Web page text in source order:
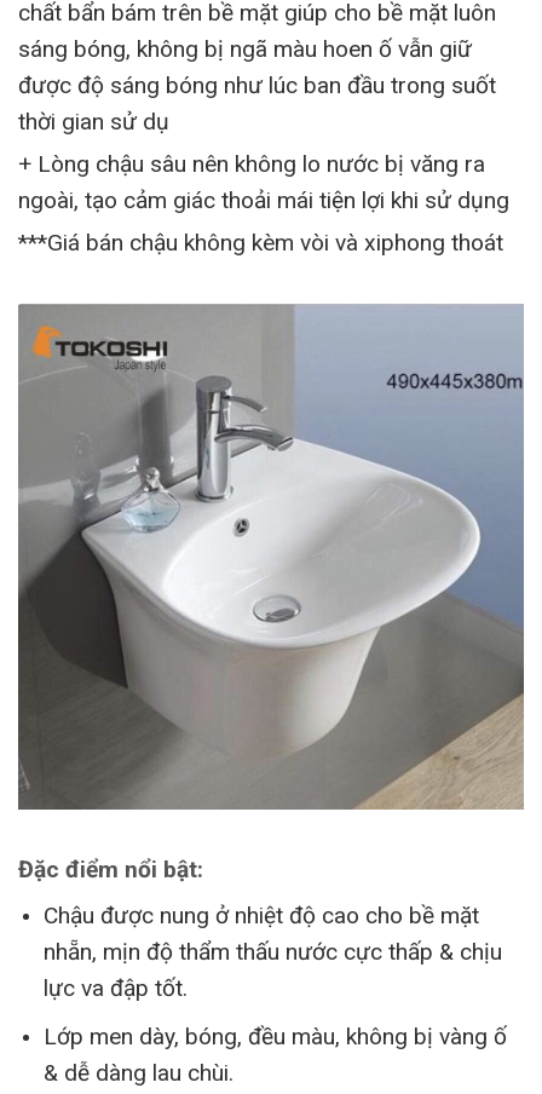
chất bẩn bám trên bề mặt giúp cho bề mặt luôn
sáng bóng, không bị ngã màu hoen ố vẫn giữ
được độ sáng bóng như lúc ban đầu trong suốt
thời gian sử dụ
+ Lòng chậu sâu nên không lo nước bị văng ra
ngoài, tạo cảm giác thoải mái tiện lợi khi sử dụng
***Giá bán chậu không kèm vòi và xiphong thoát
Đặc điểm nổi bật:
Chậu được nung ở nhiệt độ cao cho bề mặt
nhẵn, mịn độ thẩm thấu nước cực thấp & chịu
lực va đập tốt.
Lớp men dày, bóng, đều màu, không bị vàng ố
& dễ dàng lau chùi.